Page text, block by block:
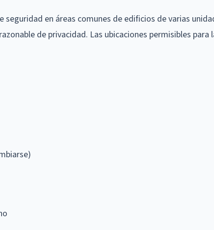
en áreas comunes de edificios de varias
de privacidad. Las ubicaciones permisibles para